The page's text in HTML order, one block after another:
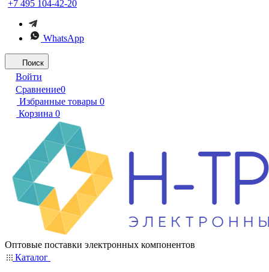
+7 495 104-42-20
WhatsApp
Поиск
Войти
Сравнение0
Избранные товары 0
Корзина 0
Оптовые поставки электронных компонентов
Каталог